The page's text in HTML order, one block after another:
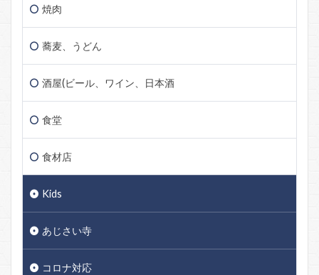
焼肉
蕎麦、うどん
酒屋(ビール、ワイン、日本酒
食堂
食材店
Kids
あじさい寺
コロナ対応